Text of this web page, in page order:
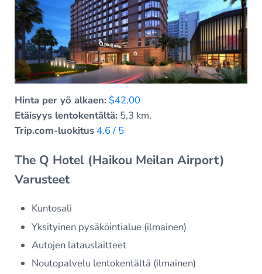
Hinta per yö alkaen: $42.00
Etäisyys lentokentältä:5,3 km.
Trip.com-luokitus 4.6 / 5
The Q Hotel (Haikou Meilan Airport)
Varusteet
Kuntosali
Yksityinen pysäköintialue (ilmainen)
Autojen latauslaitteet
Noutopalvelu lentokentältä (ilmainen)